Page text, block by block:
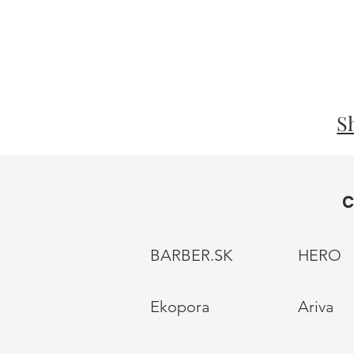
BARBER.SK
Ekopora
HERO
Ariva